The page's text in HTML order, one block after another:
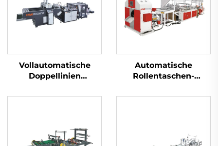
Vollautomatische
Doppellinien
für die Herstellung
Automatische
Rollentaschen-
Fädelfunktion